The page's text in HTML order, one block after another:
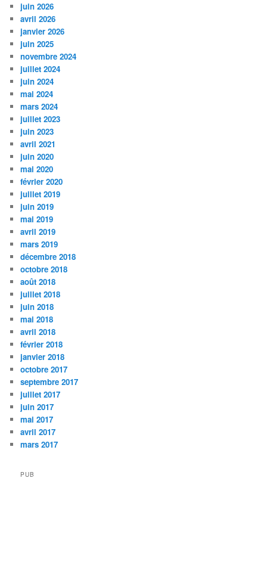
juin 2026
avril 2026
janvier 2026
juin 2025
novembre 2024
juillet 2024
juin 2024
mai 2024
mars 2024
juillet 2023
juin 2023
avril 2021
juin 2020
mai 2020
février 2020
juillet 2019
juin 2019
mai 2019
avril 2019
mars 2019
décembre 2018
octobre 2018
août 2018
juillet 2018
juin 2018
mai 2018
avril 2018
février 2018
janvier 2018
octobre 2017
septembre 2017
juillet 2017
juin 2017
mai 2017
avril 2017
mars 2017
PUB